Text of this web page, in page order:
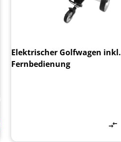
Elektrischer Golfwagen inkl.
Fernbedienung